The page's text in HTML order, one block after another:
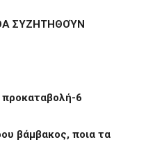
ΣΥΖΗΤΗΘΟΎΝ
προκαταβολή-6
βάμβακος, ποια τα